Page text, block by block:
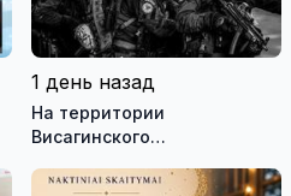
1 день назад
На территории
Висагинского
международные